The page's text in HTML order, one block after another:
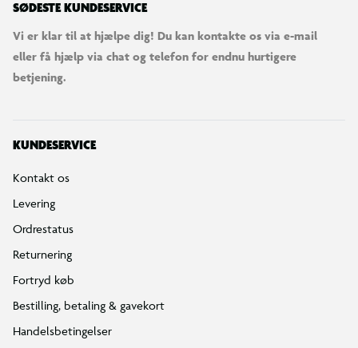
SØDESTE KUNDESERVICE
Vi er klar til at hjælpe dig! Du kan kontakte os via e-mail
eller få hjælp via chat og telefon for endnu hurtigere
betjening.
KUNDESERVICE
Kontakt os
Levering
Ordrestatus
Returnering
Fortryd køb
Bestilling, betaling & gavekort
Handelsbetingelser